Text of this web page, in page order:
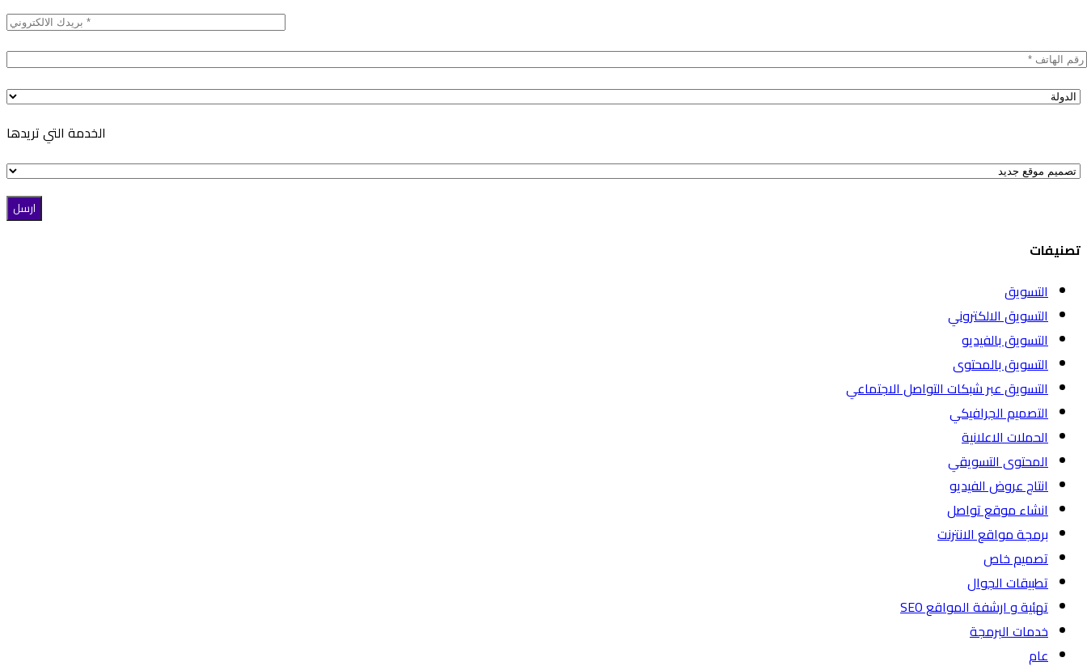
الخدمة التي تريدها
تصنيفات
التسويق
التسويق الالكتروني
التسويق بالفيديو
التسويق بالمحتوى
التسويق عبر شبكات التواصل الاجتماعي
التصميم الجرافيكي
الحملات الاعلانية
المحتوى التسويقي
انتاج عروض الفيديو
انشاء موقع تواصل
برمجة مواقع الانترنت
تصميم خاص
تطبيقات الجوال
تهئية و ارشفة المواقع SEO
خدمات البرمجة
عام